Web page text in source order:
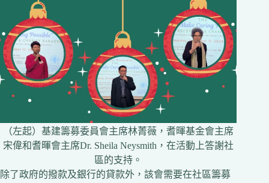
（左起）基建籌募委員會主席林菁薇，耆暉基金會主席
宋偉和耆暉會主席Dr. Sheila Neysmith，在活動上答謝社
區的支持。
除了政府的撥款及銀行的貸款外，該會需要在社區籌募